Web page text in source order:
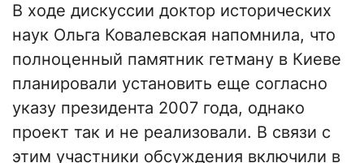
В ходе дискуссии доктор исторических
наук Ольга Ковалевская напомнила, что
полноценный памятник гетману в Киеве
планировали установить еще согласно
указу президента 2007 года, однако
проект так и не реализовали. В связи с
этим участники обсуждения включили в